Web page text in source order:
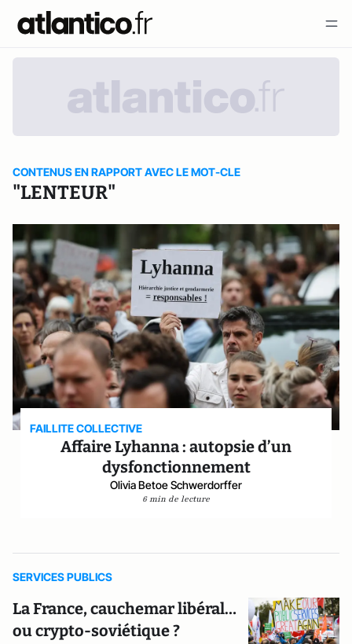
CONTENUS EN RAPPORT AVEC LE MOT-CLE
"LENTEUR"
FAILLITE COLLECTIVE
Affaire Lyhanna : autopsie d’un
dysfonctionnement
Olivia Betoe Schwerdorffer
6 min de lecture
SERVICES PUBLICS
La France, cauchemar libéral…
ou crypto-soviétique ?